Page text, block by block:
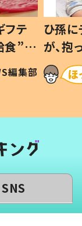
フテ
食”を
の親
編集部
ひ孫
が、
「涙が
い」
SNS